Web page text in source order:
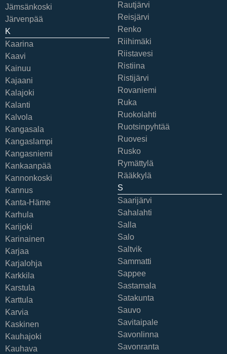
Jämsänkoski
Järvenpää
K
Kaarina
Kaavi
Kainuu
Kajaani
Kalajoki
Kalanti
Kalvola
Kangasala
Kangaslampi
Kangasniemi
Kankaanpää
Kannonkoski
Kannus
Kanta-Häme
Karhula
Karijoki
Karinainen
Karjaa
Karjalohja
Karkkila
Karstula
Karttula
Karvia
Kaskinen
Kauhajoki
Kauhava
Rautjärvi
Reisjärvi
Renko
Riihimäki
Riistavesi
Ristiina
Ristijärvi
Rovaniemi
Ruka
Ruokolahti
Ruotsinpyhtää
Ruovesi
Rusko
Rymättylä
Rääkkylä
S
Saarijärvi
Sahalahti
Salla
Salo
Saltvik
Sammatti
Sappee
Sastamala
Satakunta
Sauvo
Savitaipale
Savonlinna
Savonranta